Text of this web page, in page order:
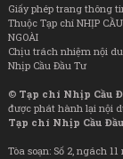
Giấy phép trang thông
Thuộc Tạp chí NHỊP
NGOÀI
Chịu trách nhiệm nội
Nhịp Cầu Đầu Tư
© Tạp chí Nhịp Cầu
được phát hành lại nội
Tạp chí Nhịp Cầu
Tòa soạn: Số 2, ngách